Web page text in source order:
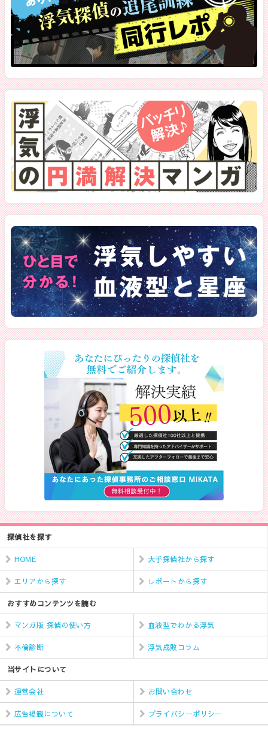
探偵社を探す
HOME 大手探偵社から探す
エリアから探す レポートから探す
おすすめコンテンツを読む
マンガ版 探偵の使い方 血液型でわかる浮気
不倫診断 浮気成敗コラム
当サイトについて
運営会社 お問い合わせ
広告掲載について プライバシーポリシー